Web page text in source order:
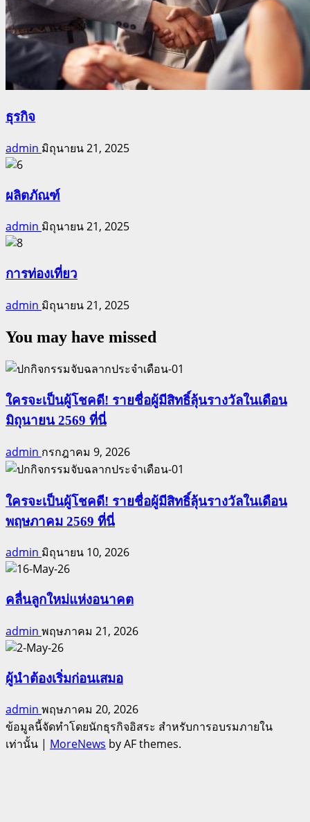
ธุรกิจ
admin มิถุนายน 21, 2025
ผลิตภัณฑ์
admin มิถุนายน 21, 2025
การท่องเที่ยว
admin มิถุนายน 21, 2025
You may have missed
ใครจะเป็นผู้โชคดี! รายชื่อผู้มีสิทธิ์ลุ้นรางวัลในเดือน
มิถุนายน 2569 ที่นี่
admin กรกฎาคม 9, 2026
ใครจะเป็นผู้โชคดี! รายชื่อผู้มีสิทธิ์ลุ้นรางวัลในเดือน
พฤษภาคม 2569 ที่นี่
admin มิถุนายน 10, 2026
คลื่นลูกใหม่แห่งอนาคต
admin พฤษภาคม 21, 2026
ผู้นำต้องเริ่มก่อนเสมอ
admin พฤษภาคม 20, 2026
ข้อมูลนี้จัดทำโดยนักธุรกิจอิสระ สำหรับการอบรมภายใน
เท่านั้น | MoreNews by AF themes.